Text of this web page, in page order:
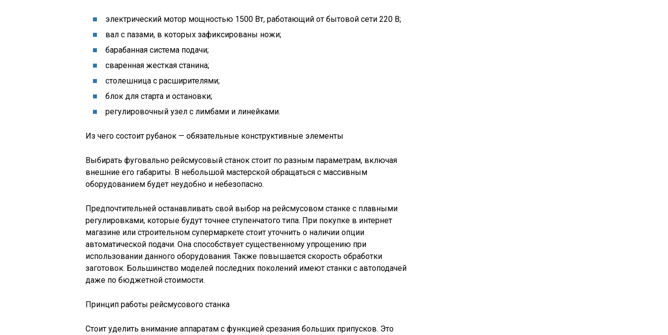
электрический мотор мощностью 1500 Вт, работающий от бытовой сети 220 В;
вал с пазами, в которых зафиксированы ножи;
барабанная система подачи;
сваренная жесткая станина;
столешница с расширителями;
блок для старта и остановки;
регулировочный узел с лимбами и линейками.
Из чего состоит рубанок — обязательные конструктивные элементы
Выбирать фуговально рейсмусовый станок стоит по разным параметрам, включая
внешние его габариты. В небольшой мастерской обращаться с массивным
оборудованием будет неудобно и небезопасно.
Предпочтительней останавливать свой выбор на рейсмусовом станке с плавными
регулировками, которые будут точнее ступенчатого типа. При покупке в интернет
магазине или строительном супермаркете стоит уточнить о наличии опции
автоматической подачи. Она способствует существенному упрощению при
использовании данного оборудования. Также повышается скорость обработки
заготовок. Большинство моделей последних поколений имеют станки с автоподачей
даже по бюджетной стоимости.
Принцип работы рейсмусового станка
Стоит уделить внимание аппаратам с функцией срезания больших припусков. Это